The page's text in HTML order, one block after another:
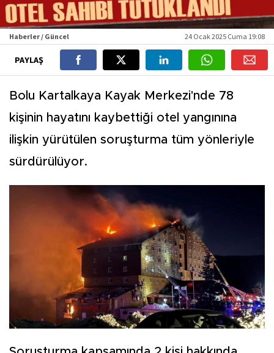
Haberler / Güncel 24 Ocak 2025 Cuma 19:08
PAYLAŞ
Bolu Kartalkaya Kayak Merkezi'nde 78
kişinin hayatını kaybettiği otel yangınına
ilişkin yürütülen soruşturma tüm yönleriyle
sürdürülüyor.